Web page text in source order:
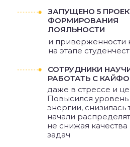
ЗАПУЩЕНО 5
ФОРМИРОВАНИЯ
ЛОЯЛЬНОСТИ
СОТРУДНИКИ
РАБОТАТЬ С
и приверженности
на этапе
даже в стрессе и
Повысился
энергии, снизилась
начали
не снижая
задач